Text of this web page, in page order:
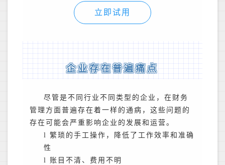
立即试用
企业存在普遍痛点
尽管是不同行业不同类型的企业，在财务
管理方面普遍存在着一样的通病，这些问题的
存在可能会严重影响企业的发展和运营。
l 繁琐的手工操作，降低了工作效率和准确
性
l 账目不清、费用不明